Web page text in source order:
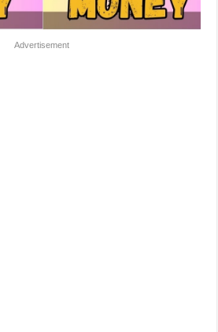
Advertisement